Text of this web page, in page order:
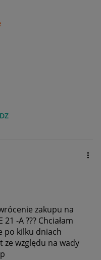
zakupu na
-A ??? Chciałam
po kilku dniach
względu na wady